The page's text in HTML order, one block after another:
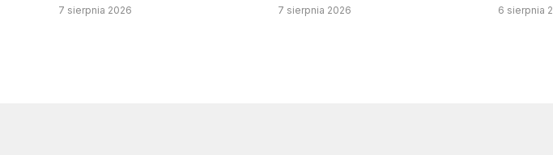
7 sierpnia 2026 7 sierpnia 2026 6 sierpnia